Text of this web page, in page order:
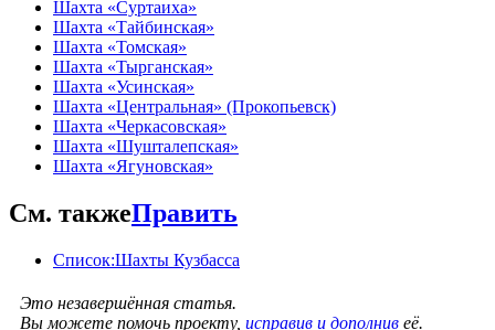
Шахта «Суртаиха»
Шахта «Тайбинская»
Шахта «Томская»
Шахта «Тырганская»
Шахта «Усинская»
Шахта «Центральная» (Прокопьевск)
Шахта «Черкасовская»
Шахта «Шушталепская»
Шахта «Ягуновская»
См. такжеПравить
Список:Шахты Кузбасса
Это незавершённая статья.
Вы можете помочь проекту, исправив и дополнив её.